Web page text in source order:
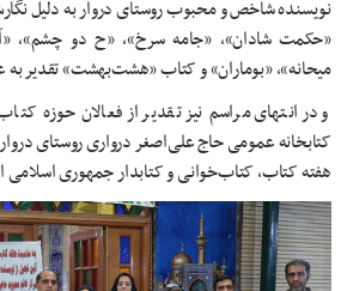
نویسنده شاخص و محبوب روستای دروار به دلیل
«حکمت شادان»، «جامه سرخ»، «ح دو چشم»،
میحانه»، «بوماران» و کتاب «هشت‌بهشت» تقدیر
و در انتهای مراسم نیز تقدیر از فعالان حوزه
کتابخانه عمومی حاج علی‌اصغر درواری روستای
هفته کتاب، کتاب‌خوانی و کتابدار جمهوری اسلامی